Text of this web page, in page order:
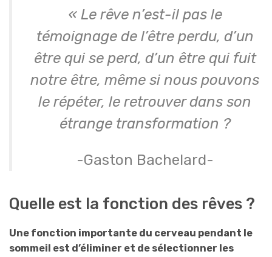
« Le rêve n’est-il pas le
témoignage de l’être perdu, d’un
être qui se perd, d’un être qui fuit
notre être, même si nous pouvons
le répéter, le retrouver dans son
étrange transformation ?
-Gaston Bachelard-
Quelle est la fonction des rêves ?
Une fonction importante du cerveau pendant le
sommeil est d’éliminer et de sélectionner les